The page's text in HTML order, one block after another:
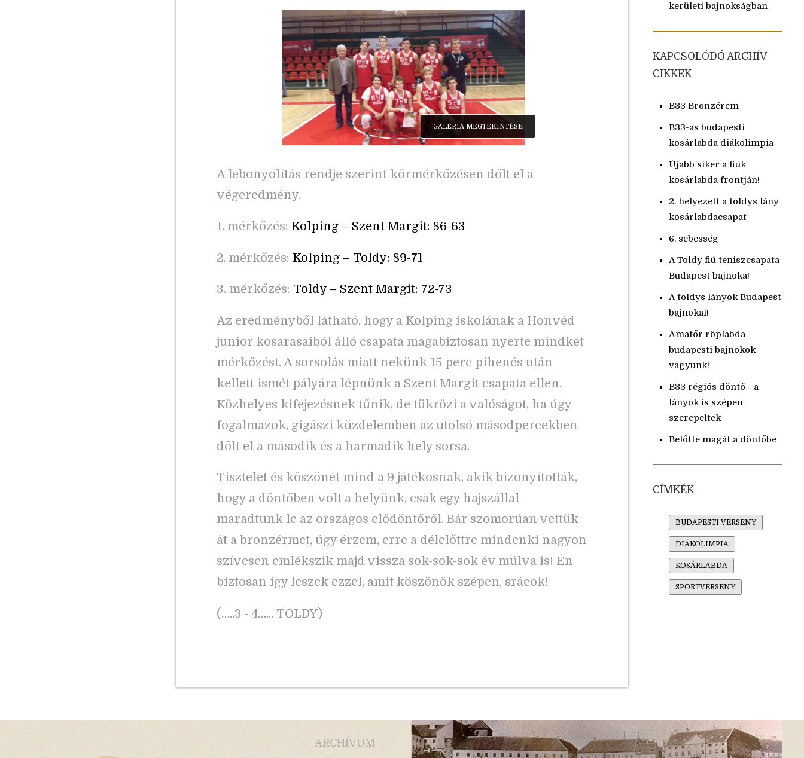
GALÉRIA MEGTEKINTÉSE
A lebonyolítás rendje szerint körmérkőzésen dőlt el a
végeredmény.
1. mérkőzés: Kolping – Szent Margit: 86-63
2. mérkőzés: Kolping – Toldy: 89-71
3. mérkőzés: Toldy – Szent Margit: 72-73
Az eredményből látható, hogy a Kolping iskolának a Honvéd
junior kosarasaiból álló csapata magabiztosan nyerte mindkét
mérkőzést. A sorsolás miatt nekünk 15 perc pihenés után
kellett ismét pályára lépnünk a Szent Margit csapata ellen.
Közhelyes kifejezésnek tűnik, de tükrözi a valóságot, ha úgy
fogalmazok, gigászi küzdelemben az utolsó másodpercekben
dőlt el a második és a harmadik hely sorsa.
Tisztelet és köszönet mind a 9 játékosnak, akik bizonyították,
hogy a döntőben volt a helyünk, csak egy hajszállal
maradtunk le az országos elődöntőről. Bár szomorúan vettük
át a bronzérmet, úgy érzem, erre a délelőttre mindenki nagyon
szívesen emlékszik majd vissza sok-sok-sok év múlva is! Én
biztosan így leszek ezzel, amit köszönök szépen, srácok!
(…..3 - 4…... TOLDY)
kerületi bajnokságban
KAPCSOLÓDÓ ARCHÍV
CIKKEK
B33 Bronzérem
B33-as budapesti
kosárlabda diákolimpia
Újabb siker a fiúk
kosárlabda frontján!
2. helyezett a toldys lány
kosárlabdacsapat
6. sebesség
A Toldy fiú teniszcsapata
Budapest bajnoka!
A toldys lányok Budapest
bajnokai!
Amatőr röplabda
budapesti bajnokok
vagyunk!
B33 régiós döntő - a
lányok is szépen
szerepeltek
Belőtte magát a döntőbe
CÍMKÉK
BUDAPESTI VERSENY
DIÁKOLIMPIA
KOSÁRLABDA
SPORTVERSENY
ARCHÍVUM